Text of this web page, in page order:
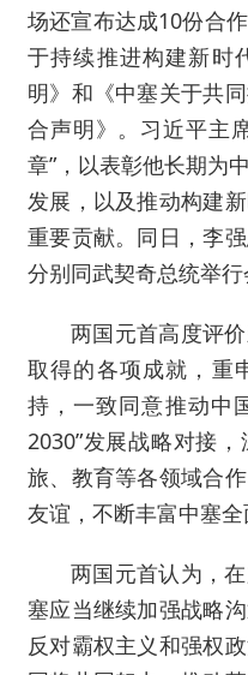
场还宣布达成10份合
于持续推进构建新时
明》和《中塞关于共
合声明》。习近平主
章”，以表彰他长期为
发展，以及推动构建
重要贡献。同日，李
分别同武契奇总统举行
两国元首高度评
取得的各项成就，重
持，一致同意推动中
2030”发展战略对接
旅、教育等各领域合
友谊，不断丰富中塞全
两国元首认为，
塞应当继续加强战略
反对霸权主义和强权